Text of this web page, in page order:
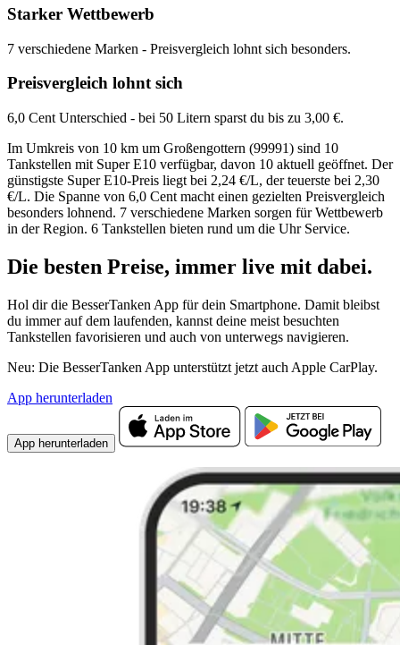
Starker Wettbewerb
7 verschiedene Marken - Preisvergleich lohnt sich besonders.
Preisvergleich lohnt sich
6,0 Cent Unterschied - bei 50 Litern sparst du bis zu 3,00 €.
Im Umkreis von 10 km um Großengottern (99991) sind 10
Tankstellen mit Super E10 verfügbar, davon 10 aktuell geöffnet. Der
günstigste Super E10-Preis liegt bei 2,24 €/L, der teuerste bei 2,30
€/L. Die Spanne von 6,0 Cent macht einen gezielten Preisvergleich
besonders lohnend. 7 verschiedene Marken sorgen für Wettbewerb
in der Region. 6 Tankstellen bieten rund um die Uhr Service.
Die besten Preise, immer live mit dabei.
Hol dir die BesserTanken App für dein Smartphone. Damit bleibst
du immer auf dem laufenden, kannst deine meist besuchten
Tankstellen favorisieren und auch von unterwegs navigieren.
Neu: Die BesserTanken App unterstützt jetzt auch Apple CarPlay.
App herunterladen
App herunterladen